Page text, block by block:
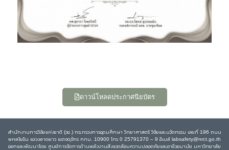
ดาวน์โหลดประกาศนียบัตร
สำนักงานการวิจัยแห่งชาติ (วช.) กระทรวงการอุดมศึกษา วิทยาศาสตร์ วิจัยและนวัตกรรม เลขที่ 196 ถนน
พหลโยธิน แขวงลาดยาว เขตจตุจักร กทม. 10900 โทร 0 25791370 – 9 อีเมล์ labsafety@nrct.go.th
ออกและพัฒนาโดย ศูนย์การจัดการด้านพลังงานสิ่งแวดล้อมความปลอดภัยและอาชีวอนามัย มหาวิทยาลัย